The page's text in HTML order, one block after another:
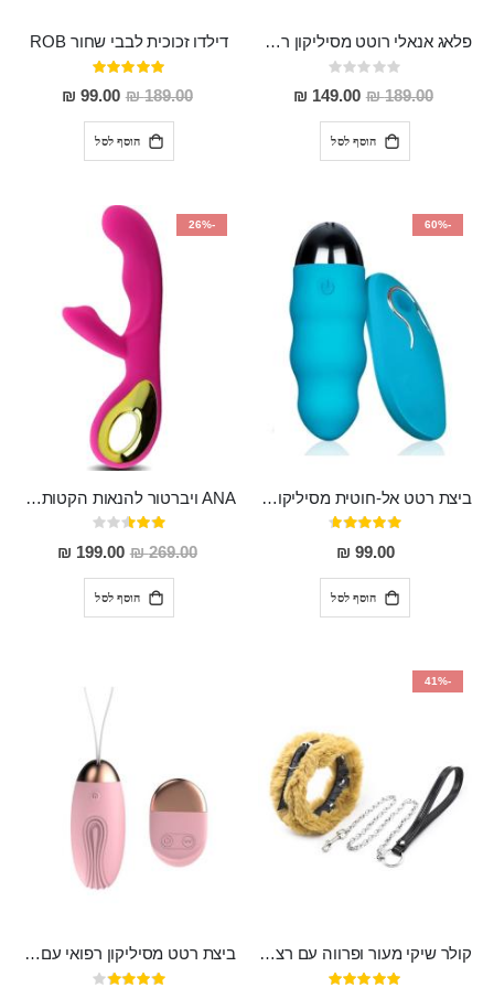
פלאג אנאלי רוטט מסיליקון רפואי "Ainia"
Rating:
0%
189.00 ₪
מחיר
מבצע
149.00 ₪
הוסף לסל
דילדו זכוכית לבבי שחור ROB
דירוג:
100%
189.00 ₪
מחיר
מבצע
99.00 ₪
הוסף לסל
-60%
ביצת רטט אל-חוטית מסיליקון רפואי בגודל של 8 ס"מ ורוחב 3 ס"מ בעלת 20 מהירויות שונות "ENKI"
דירוג:
93%
99.00 ₪
הוסף לסל
-26%
ANA ויברטור להנאות הקטות מסיליקון רפואי, נטען, בעל 10 מצבי רטט
דירוג:
50%
269.00 ₪
מחיר
מבצע
199.00 ₪
הוסף לסל
-41%
קולר שיקי מעור ופרווה עם רצועת שרשרת איכותית MINK ביצת רטט מסיליקון רפואי עם שלט אלחוטי עובדת על 2 בטריות אצבע , בעלת 10 מצבי רטט Shinda